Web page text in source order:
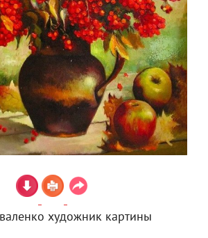
художник картины